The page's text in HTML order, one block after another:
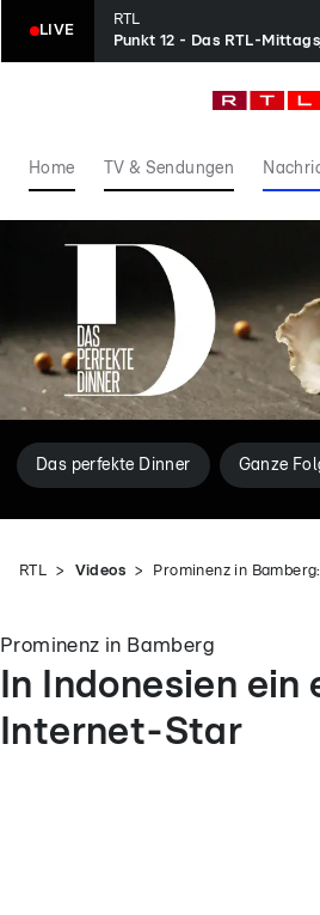
LIVE
RTL
Punkt 12 - Das RTL-
Home TV & Sendungen
Das perfekte Dinner Ganze
RTL Videos Prominenz in
Prominenz in Bamberg
In Indonesien ein
Internet-Star